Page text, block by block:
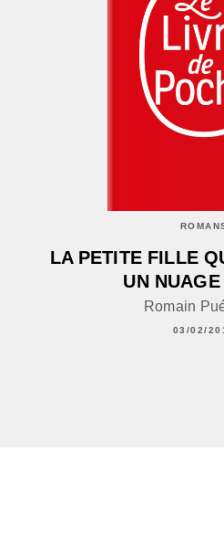
LA PETITE FILLE
UN
Romain
03/02/